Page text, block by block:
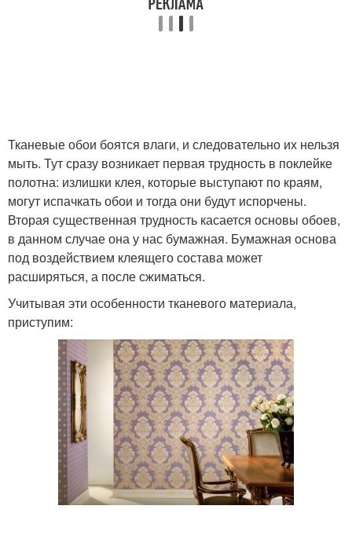
Тканевые обои боятся влаги, и следовательно их нельзя
мыть. Тут сразу возникает первая трудность в поклейке
полотна: излишки клея, которые выступают по краям,
могут испачкать обои и тогда они будут испорчены.
Вторая существенная трудность касается основы обоев,
в данном случае она у нас бумажная. Бумажная основа
под воздействием клеящего состава может
расширяться, а после сжиматься.
Учитывая эти особенности тканевого материала,
приступим: